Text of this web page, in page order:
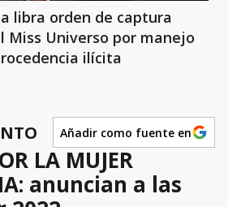
libra orden de captura
Miss Universo por manejo
ilícita
Añadir como fuente en
LA MUJER
anuncian a las